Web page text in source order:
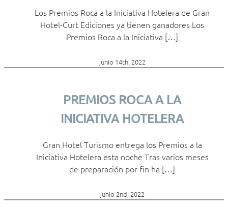
Los Premios Roca a la Iniciativa Hotelera de Gran
Hotel-Curt Ediciones ya tienen ganadores Los
Premios Roca a la Iniciativa […]
junio 14th, 2022
PREMIOS ROCA A LA
INICIATIVA HOTELERA
Gran Hotel Turismo entrega los Premios a la
Iniciativa Hotelera esta noche Tras varios meses
de preparación por fin ha […]
junio 2nd, 2022